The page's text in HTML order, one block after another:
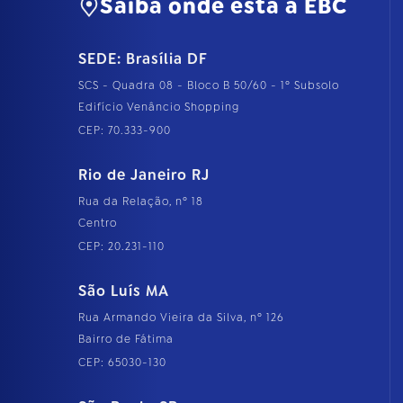
Saiba onde está a EBC
SEDE: Brasília DF
SCS - Quadra 08 - Bloco B 50/60 - 1º Subsolo
Edifício Venâncio Shopping
CEP: 70.333-900
Rio de Janeiro RJ
Rua da Relação, nº 18
Centro
CEP: 20.231-110
São Luís MA
Rua Armando Vieira da Silva, nº 126
Bairro de Fátima
CEP: 65030-130